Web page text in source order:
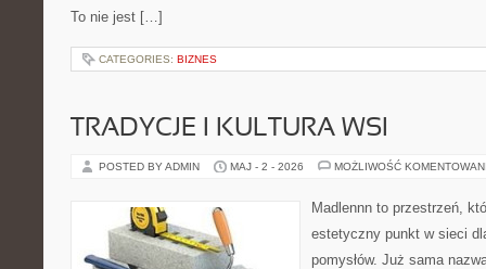
To nie jest […]
CATEGORIES: BIZNES
TRADYCJE I KULTURA WSI
POSTED BY ADMIN MAJ - 2 - 2026 MOŻLIWOŚĆ
Madlennn to przestrzeń,
estetyczny punkt w sieci
pomysłów. Już sama